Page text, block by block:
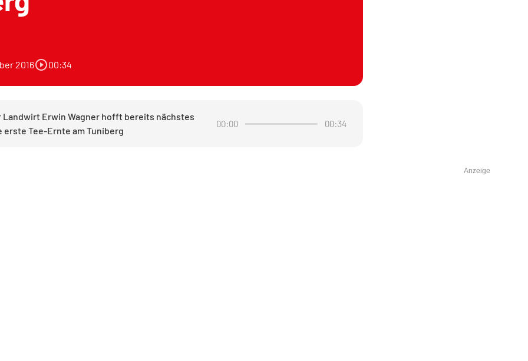
2016play_circle_outline00:34
Landwirt Erwin Wagner hofft bereits nächstes
erste Tee-Ernte am Tuniberg
00:00 00:34
Anzeige